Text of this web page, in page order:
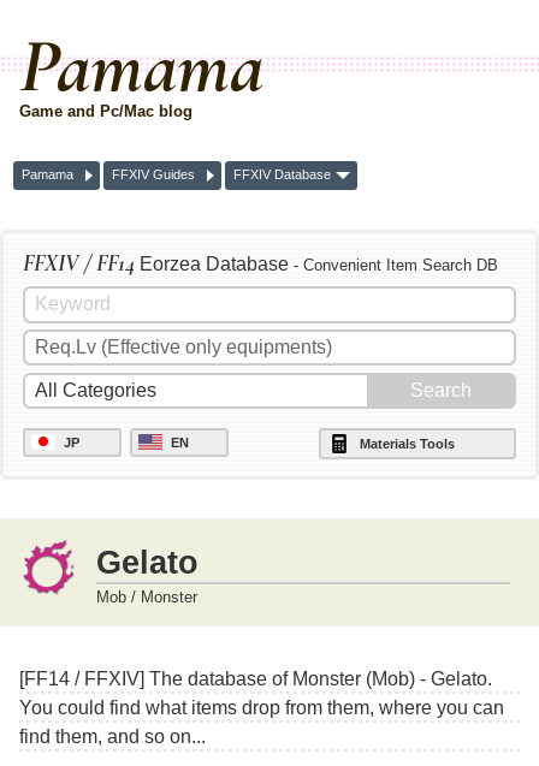
Pamama
Game and Pc/Mac blog
Pamama FFXIV Guides FFXIV Database
FFXIV / FF14 Eorzea Database - Convenient Item Search DB
JP EN Materials Tools
Gelato
Mob / Monster
[FF14 / FFXIV] The database of Monster (Mob) - Gelato.
You could find what items drop from them, where you can
find them, and so on...